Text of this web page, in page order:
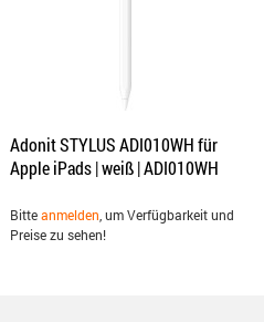
Adonit STYLUS ADI010WH für
Apple iPads | weiß | ADI010WH
Bitteanmelden , um Verfügbarkeit und
Preise zu sehen!